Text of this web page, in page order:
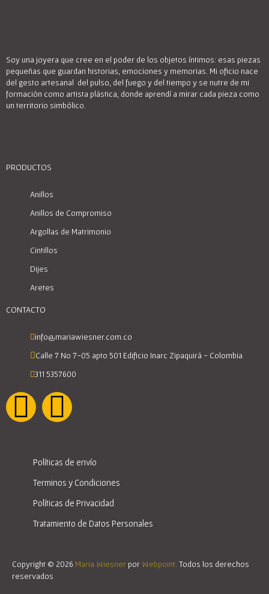
Soy una joyera que cree en el poder de los objetos íntimos: esas piezas
pequeñas que guardan historias, emociones y memorias. Mi oficio nace
del gesto artesanal del pulso, del fuego y del tiempo y se nutre de mi
formación como artista plástica, donde aprendí a mirar cada pieza como
un territorio simbólico.
PRODUCTOS
Anillos
Anillos de Compromiso
Argollas de Matrimonio
Cintillos
Dijes
Aretes
CONTACTO
info@mariawiesner.com.co
Calle 7 No 7-05 apto 501 Edificio Inarc Zipaquirá - Colombia
311 5357600
Políticas de envío
Terminos y Condiciones
Políticas de Privacidad
Tratamiento de Datos Personales
Copyright © 2026 Maria Wiesnerpor Webpoint. Todos los derechos
reservados